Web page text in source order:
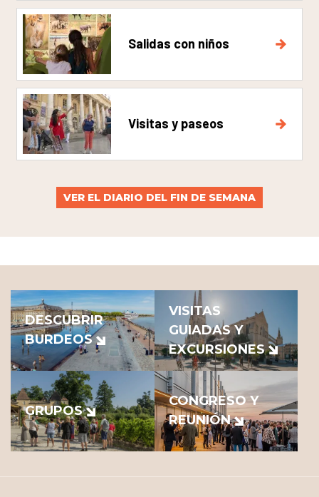
Salidas con niños
Visitas y paseos
VER EL DIARIO DEL FIN DE SEMANA
DESCUBRIR
BURDEOS
VISITAS
GUIADAS Y
EXCURSIONES
GRUPOS
CONGRESO Y
REUNIÓN